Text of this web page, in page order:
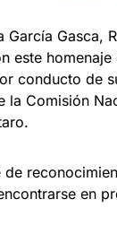
García Gasca,
este
conducto de
la Comisión
en